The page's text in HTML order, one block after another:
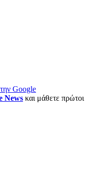
Google
News και μάθετε πρώτοι